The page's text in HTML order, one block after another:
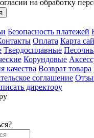
на обработку
Безопасность платежей
Оплата Карта
Твердосплавные
Корундовые
качества Возврат товара
соглашение
директору